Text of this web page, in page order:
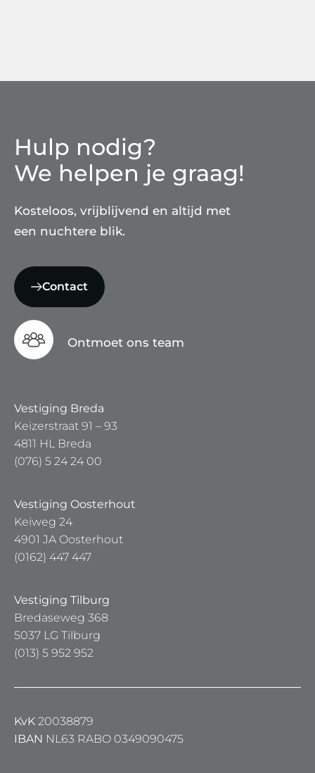
Hulp nodig?
We helpen je graag!
Kosteloos, vrijblijvend en altijd met
een nuchtere blik.
Contact
Ontmoet ons team
Vestiging Breda
Keizerstraat 91 – 93
4811 HL Breda
(076) 5 24 24 00
Vestiging Oosterhout
Keiweg 24
4901 JA Oosterhout
(0162) 447 447
Vestiging Tilburg
Bredaseweg 368
5037 LG Tilburg
(013) 5 952 952
KvK 20038879
IBAN NL63 RABO 0349090475